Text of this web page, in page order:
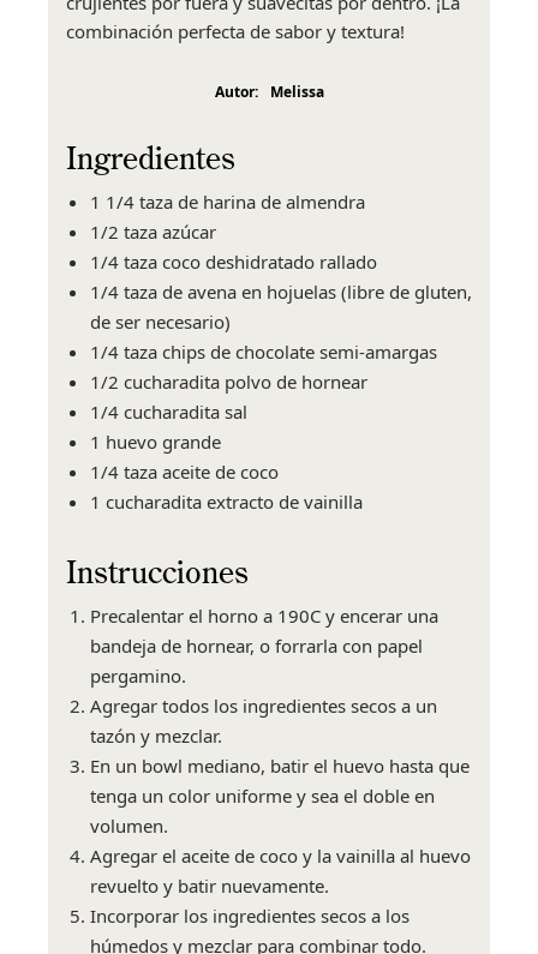
combinación perfecta de sabor y textura!
Autor: Melissa
Ingredientes
1 1/4 taza de harina de almendra
1/2 taza azúcar
1/4 taza coco deshidratado rallado
1/4 taza de avena en hojuelas (libre de gluten,
de ser necesario)
1/4 taza chips de chocolate semi-amargas
1/2 cucharadita polvo de hornear
1/4 cucharadita sal
1 huevo grande
1/4 taza aceite de coco
1 cucharadita extracto de vainilla
Instrucciones
Precalentar el horno a 190C y encerar una
bandeja de hornear, o forrarla con papel
pergamino.
Agregar todos los ingredientes secos a un
tazón y mezclar.
En un bowl mediano, batir el huevo hasta que
tenga un color uniforme y sea el doble en
volumen.
Agregar el aceite de coco y la vainilla al huevo
revuelto y batir nuevamente.
Incorporar los ingredientes secos a los
húmedos y mezclar para combinar todo.